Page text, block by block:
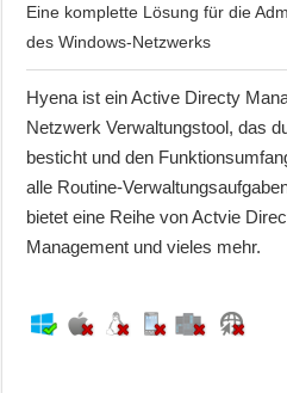
Eine komplette Lösung für die
des Windows-Netzwerks
Hyena ist ein Active Directy
Netzwerk Verwaltungstool, das
besticht und den
alle Routine-
bietet eine Reihe von Actvie
Management und vieles mehr.